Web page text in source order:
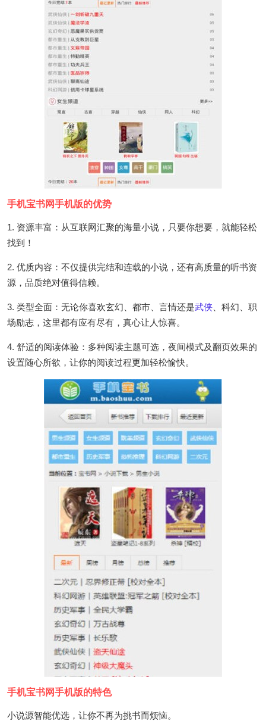
手机宝书网手机版的优势
1. 资源丰富：从互联网汇聚的海量小说，只要你想要，就能轻松
找到！
2. 优质内容：不仅提供完结和连载的小说，还有高质量的听书资
源，品质绝对值得信赖。
3. 类型全面：无论你喜欢玄幻、都市、言情还是武侠 、科幻、职
场励志，这里都有应有尽有，真心让人惊喜。
4. 舒适的阅读体验：多种阅读主题可选，夜间模式及翻页效果的
设置随心所欲，让你的阅读过程更加轻松愉快。
手机宝书网手机版的特色
小说源智能优选，让你不再为挑书而烦恼。